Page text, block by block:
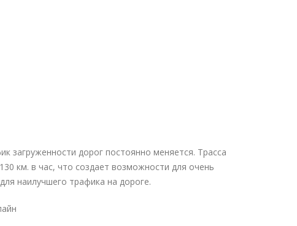
загруженности дорог постоянно меняется. Трасса
км. в час, что создает возможности для очень
наилучшего трафика на дороге.